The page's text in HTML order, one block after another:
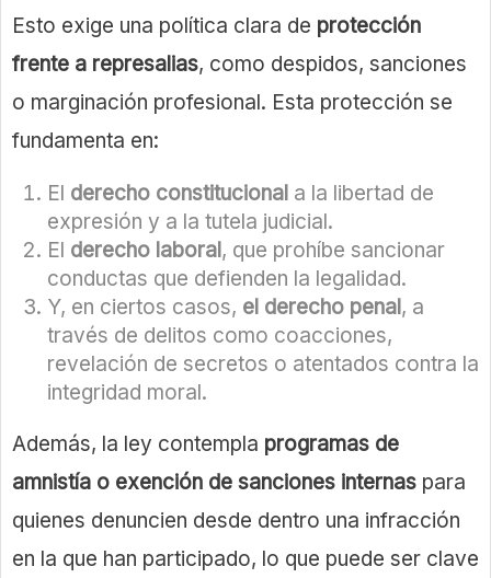
Esto exige una política clara de protección
frente a represalias, como despidos, sanciones
o marginación profesional. Esta protección se
fundamenta en:
El derecho constitucional a la libertad de
expresión y a la tutela judicial.
El derecho laboral, que prohíbe sancionar
conductas que defienden la legalidad.
Y, en ciertos casos, el derecho penal, a
través de delitos como coacciones,
revelación de secretos o atentados contra la
integridad moral.
Además, la ley contempla programas de
amnistía o exención de sanciones internas para
quienes denuncien desde dentro una infracción
en la que han participado, lo que puede ser clave